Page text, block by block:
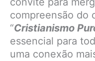
compreensão do
“Cristianismo
essencial para
uma conexão